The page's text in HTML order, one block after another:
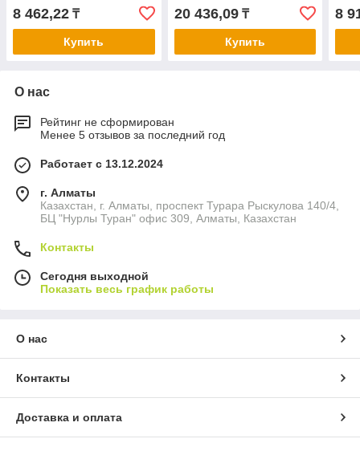
8 462,22 ₸
Купить
20 436,09₸
Купить
8
О нас
Рейтинг не сформирован
Менее 5 отзывов за последний год
Работает с 13.12.2024
г. Алматы
Казахстан, г. Алматы, проспект Турара Рыскулова 140/4,
БЦ "Нурлы Туран" офис 309, Алматы, Казахстан
Контакты
Сегодня выходной
Показать весь график работы
О нас
Контакты
Доставка и оплата